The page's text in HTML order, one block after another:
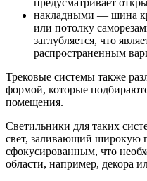
предусматривает
накладными — шина
или потолку
заглубляется, что
распространенным
Трековые системы также
формой, которые
помещения.
Светильники для таких
свет, заливающий широкую
сфокусированным, что
области, например, декора